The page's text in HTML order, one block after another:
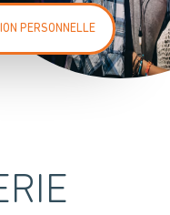
PERSONNELLE